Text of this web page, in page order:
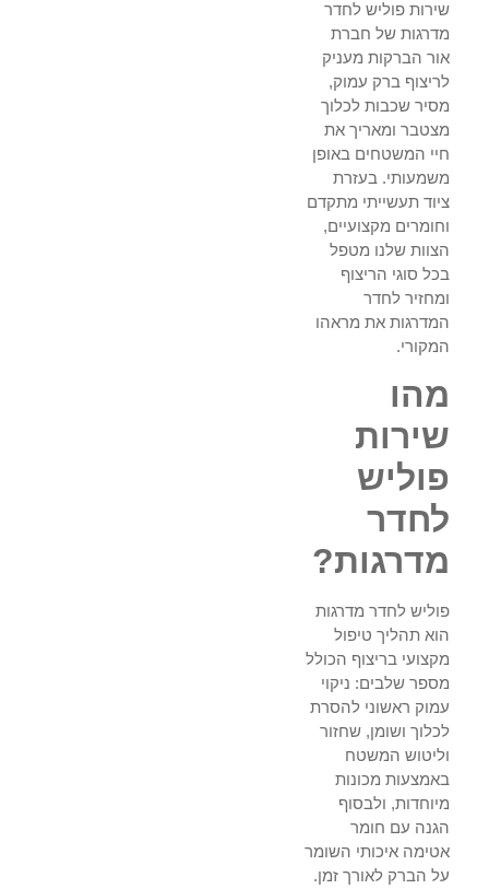
שירות פוליש לחדר
מדרגות של חברת
אור הברקות מעניק
לריצוף ברק עמוק,
מסיר שכבות לכלוך
מצטבר ומאריך את
חיי המשטחים באופן
משמעותי. בעזרת
ציוד תעשייתי מתקדם
וחומרים מקצועיים,
הצוות שלנו מטפל
בכל סוגי הריצוף
ומחזיר לחדר
המדרגות את מראהו
המקורי.
מהו
שירות
פוליש
לחדר
מדרגות?
פוליש לחדר מדרגות
הוא תהליך טיפול
מקצועי בריצוף הכולל
מספר שלבים: ניקוי
עמוק ראשוני להסרת
לכלוך ושומן, שחזור
וליטוש המשטח
באמצעות מכונות
מיוחדות, ולבסוף
הגנה עם חומר
אטימה איכותי השומר
על הברק לאורך זמן.